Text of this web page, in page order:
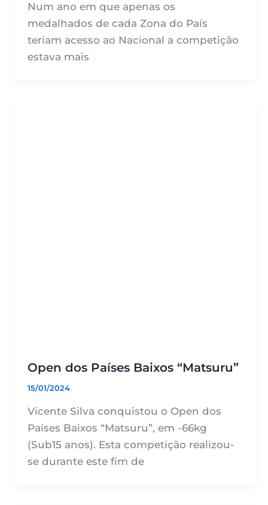
Num ano em que apenas os
medalhados de cada Zona do País
teriam acesso ao Nacional a competição
estava mais
Open dos Países Baixos “Matsuru”
15/01/2024
Vicente Silva conquistou o Open dos
Países Baixos “Matsuru”, em -66kg
(Sub15 anos). Esta competição realizou-
se durante este fim de